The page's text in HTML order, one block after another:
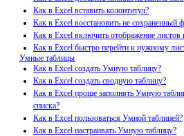
Как в Excel вставить колонтитул?
Как в Excel восстановить не сохраненный
Как в Excel включить отображение листов
Как в Excel быстро перейти к нужному
Умные таблицы
Как в Excel создать Умную таблицу?
Как в Excel создать сводную таблицу?
Как в Excel проще заполнять Умную
списка?
Как в Excel пользоваться Умной таблицей?
Как в Excel настраивать Умную таблицу?